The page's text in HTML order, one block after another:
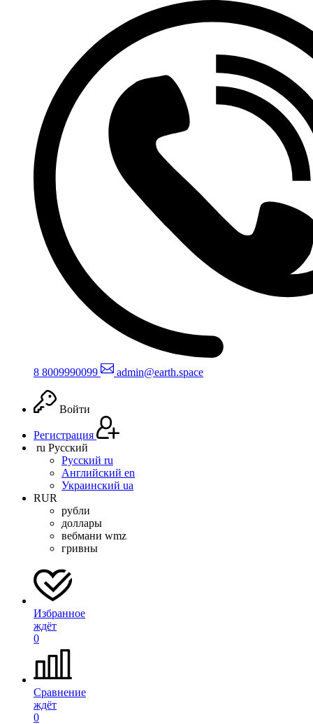
8 8009990099 admin@earth.space
Войти
Регистрация
ru Русский
Русский ru
Английский en
Украинский ua
RUR
рубли
доллары
вебмани wmz
гривны
Избранное
ждёт
0
Сравнение
ждёт
0